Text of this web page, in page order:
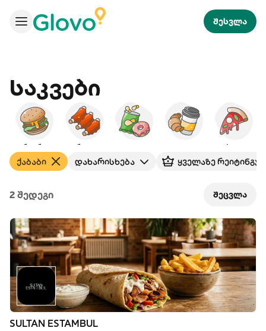
შესვლა
Საკვები
ბურგერები ამერიკული პიცა
ქაბაბი დახარისხება ყველაზე
2 შედეგი შეცვლა
SULTAN ESTAMBUL